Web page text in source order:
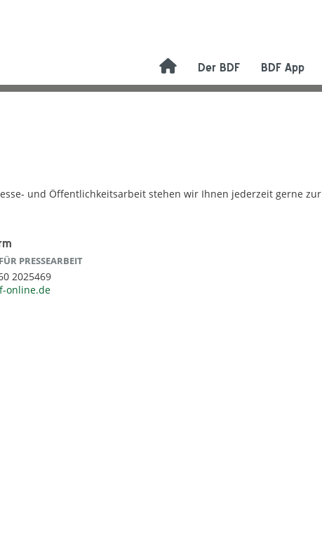
Der BDF BDF App
und Öffentlichkeitsarbeit stehen wir Ihnen jederzeit gerne zur
PRESSEARBEIT
2025469
online.de